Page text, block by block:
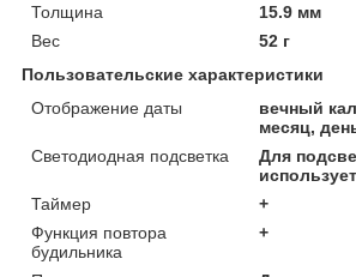
Толщина
15.9 мм
Вес
52 г
Пользовательские характеристики
Отображение даты
вечный
месяц,
Светодиодная подсветка
Для
Таймер
+
Функция повтора
будильника
+